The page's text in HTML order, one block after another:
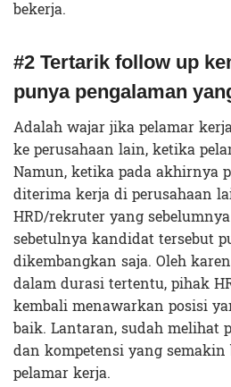
bekerja.
#2 Tertarik follow up
punya pengalaman
Adalah wajar jika pelamar
ke perusahaan lain, ketika
Namun, ketika pada akhirnya
diterima kerja di perusahaan
HRD/rekruter yang
sebetulnya kandidat tersebut
dikembangkan saja. Oleh
dalam durasi tertentu, pihak
kembali menawarkan posisi
baik. Lantaran, sudah melihat
dan kompetensi yang
pelamar kerja.